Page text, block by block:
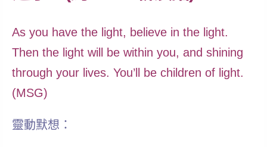
As you have the light, believe in the light.
Then the light will be within you, and shining
through your lives. You’ll be children of light.
(MSG)
靈動默想：